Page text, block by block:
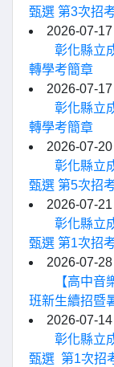
甄選 第3次招
2026-07-17
彰化縣立
轉學考簡章
2026-07-17
彰化縣立
轉學考簡章
2026-07-20
彰化縣立
甄選 第5次招
2026-07-21
彰化縣立
甄選 第1次招
2026-07-28
【高中
班新生續招暨
2026-07-14
彰化縣立
甄選 第1次招